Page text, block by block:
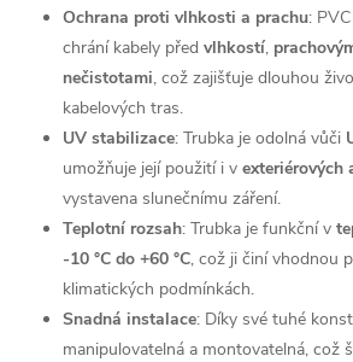
Ochrana proti vlhkosti a prachu:
chrání kabely před vlhkostí,
nečistotami, což zajišťuje dlouhou
kabelových tras.
UV stabilizace: Trubka je odolná vůči
umožňuje její použití i v exteriérových
vystavena slunečnímu záření.
Teplotní rozsah: Trubka je funkční v
-10 °C do +60 °C, což ji činí vhodnou
klimatických podmínkách.
Snadná instalace: Díky své tuhé
manipulovatelná a montovatelná, což